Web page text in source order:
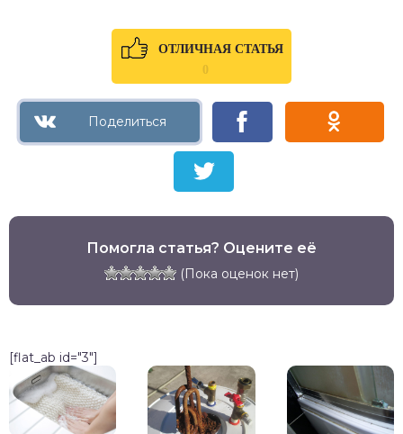
ОТЛИЧНАЯ СТАТЬЯ
0
Помогла статья? Оцените её
(Пока оценок нет)
[flat_ab id="3"]